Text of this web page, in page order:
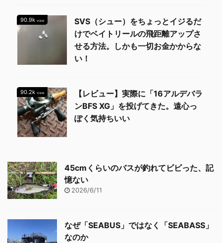
90.9k view
SVS（シュー）をちょっとイジるだ
けでベイトリールの飛距離アップさ
せる方法。しかも一切お金かからな
い！
90.2k view
【レビュー】実際に「16アルデバラ
ンBFS XG」を投げてきた。遠心っ
ぽく気持ちいい
45cmくらいのバスが釣れてビビった、記
憶ない
2026/6/11
なぜ「SEABUS」ではなく「SEABASS」
なのか